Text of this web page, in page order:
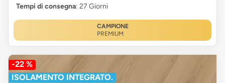
Tempi di consegna: 27 Giorni
CAMPIONE
PREMIUM
-22 %
ISOLAMENTO INTEGRATO.